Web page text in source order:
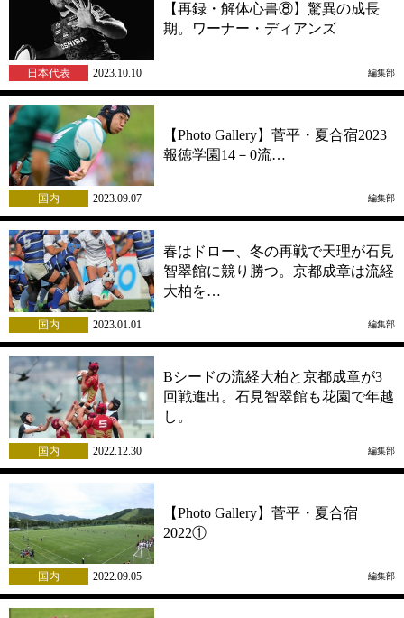
【再録・解体心書⑧】驚異の成長
期。ワーナー・ディアンズ
日本代表 2023.10.10 編集部
【Photo Gallery】菅平・夏合宿2023
報徳学園14－0流…
国内 2023.09.07 編集部
春はドロー、冬の再戦で天理が石見
智翠館に競り勝つ。京都成章は流経
大柏を…
国内 2023.01.01 編集部
Bシードの流経大柏と京都成章が3
回戦進出。石見智翠館も花園で年越
し。
国内 2022.12.30 編集部
【Photo Gallery】菅平・夏合宿
2022①
国内 2022.09.05 編集部